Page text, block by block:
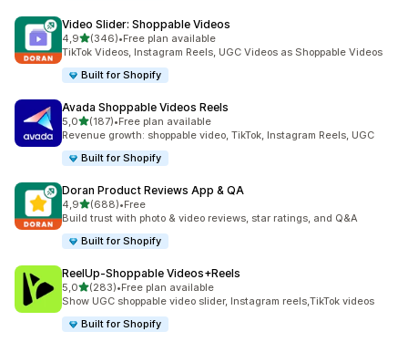
Video Slider: Shoppable Videos
4,9/ 5 tähteä
(346)
346 arvostelua yhteensä
•Free plan available
TikTok Videos, Instagram Reels, UGC Videos as Shoppable Videos
Built for Shopify
Avada Shoppable Videos Reels
5,0/ 5 tähteä
(187)
187 arvostelua yhteensä
•Free plan available
Revenue growth: shoppable video, TikTok, Instagram Reels, UGC
Built for Shopify
Doran Product Reviews App & QA
4,9/ 5 tähteä
(688)
688 arvostelua yhteensä
•Free
Build trust with photo & video reviews, star ratings, and Q&A
Built for Shopify
ReelUp‑Shoppable Videos+Reels
5,0/ 5 tähteä
(283)
283 arvostelua yhteensä
•Free plan available
Show UGC shoppable video slider, Instagram reels,TikTok videos
Built for Shopify